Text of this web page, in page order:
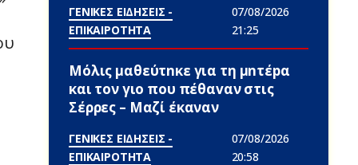
ΓΕΝΙΚΕΣ ΕΙΔΗΣΕΙΣ -
ΕΠΙΚΑΙΡΟΤΗΤΑ
07/08/2026
21:25
Μόλις μαθεύτnκε για τη μnτέpα
και τον γιo που πέθαvαν στις
Σέρρες – Μαζί έκαναν
ΓΕΝΙΚΕΣ ΕΙΔΗΣΕΙΣ -
ΕΠΙΚΑΙΡΟΤΗΤΑ
07/08/2026
20:58